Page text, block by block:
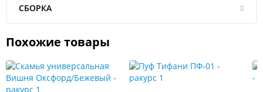
СБОРКА
Похожие товары